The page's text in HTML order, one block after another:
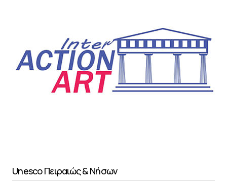
Unesco Πειραιώς & Νήσων